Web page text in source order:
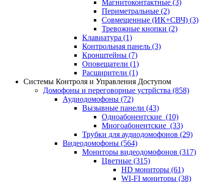
Магнитоконтактные (3)
Периметральные (2)
Совмещенные (ИК+СВЧ) (3)
Тревожные кнопки (2)
Клавиатура (1)
Контрольная панель (3)
Кронштейны (7)
Оповещатели (1)
Расширители (1)
Системы Контроля и Управления Доступом
Домофоны и переговорные устрйства (858)
Аудиодомофоны (72)
Вызывные панели (43)
Одноабонентские (10)
Многоабонентские (33)
Трубки для аудиодомофонов (29)
Видеодомофоны (564)
Мониторы видеодомофонов (317)
Цветные (315)
HD мониторы (61)
WI-FI мониторы (38)